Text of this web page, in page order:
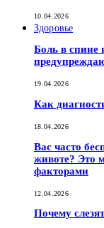
10.04.2026
Здоровье
Боль в спине
19.04.2026
Как
18.04.2026
Вас часто
животе? Это
факторами
12.04.2026
Почему